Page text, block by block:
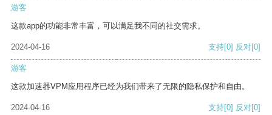
游客
这款app的功能非常丰富，可以满足我不同的社交需求。
2024-04-16 支持[0] 反对[0]
游客
这款加速器VPM应用程序已经为我们带来了无限的隐私保护和自由。
2024-04-16 支持[0] 反对[0]